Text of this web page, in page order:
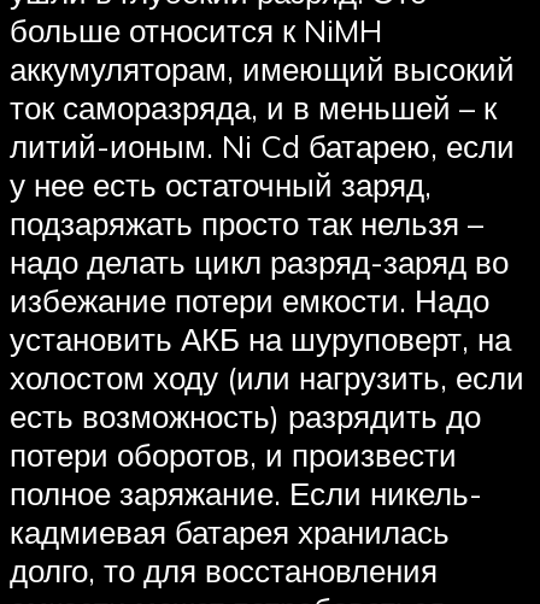
больше относится к NiMH
аккумуляторам, имеющий высокий
ток саморазряда, и в меньшей – к
литий-ионым. Ni Cd батарею, если
у нее есть остаточный заряд,
подзаряжать просто так нельзя –
надо делать цикл разряд-заряд во
избежание потери емкости. Надо
установить АКБ на шуруповерт, на
холостом ходу (или нагрузить, если
есть возможность) разрядить до
потери оборотов, и произвести
полное заряжание. Если никель-
кадмиевая батарея хранилась
долго, то для восстановления